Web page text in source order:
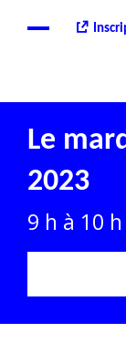
Le
2023
9 h à 10